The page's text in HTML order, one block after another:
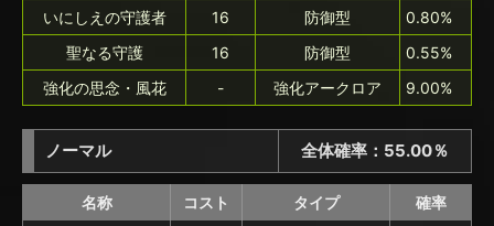
いにしえの守護者
16 防御型
0.80%
聖なる守護
16 防御型
0.55%
強化の思念・風花
- 強化アークロア 9.00%
ノーマル 全体確率：55.00％
名称 コスト タイプ
確率